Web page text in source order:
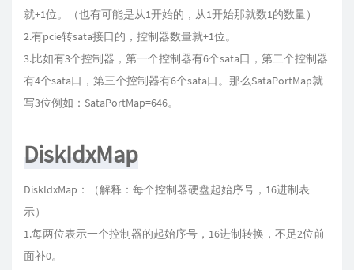
就+1位。（也有可能是从1开始的，从1开始那就数1的数量）
2.有pcie转sata接口的，控制器数量就+1位。
3.比如有3个控制器，第一个控制器有6个sata口，第二个控制器
有4个sata口，第三个控制器有6个sata口。那么SataPortMap就
写3位例如：SataPortMap=646。
DiskIdxMap
DiskIdxMap：（解释：每个控制器硬盘起始序号，16进制表
示）
1.每两位表示一个控制器的起始序号，16进制转换，不足2位前
面补0。